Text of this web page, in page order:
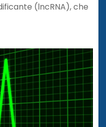
(lncRNA), che